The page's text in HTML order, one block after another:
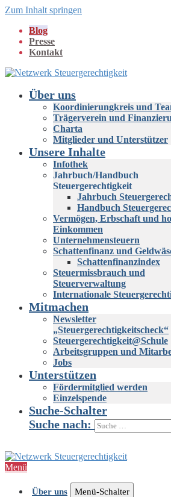
Zum Inhalt springen
Blog
Presse
Kontakt
Über uns
Koordinierungkreis und
Trägerverein und
Charta
Mitglieder und Unterstützer
Unsere Inhalte
Infothek
Jahrbuch/Handbuch
Steuergerechtigkeit
Jahrbuch
Handbuch
Vermögen, Erbschaft und
Einkommen
Unternehmensteuern
Schattenfinanz und
Schattenfinanzindex
Steuermissbrauch und
Steuerverwaltung
Internationale
Mitmachen
Newsletter
„Steuergerechtigkeitscheck“
Steuergerechtigkeit@Schule
Arbeitsgruppen und
Jobs
Unterstützen
Fördermitglied werden
Einzelspende
Suche-Schalter
Suche nach:
Menü
Über uns
Menü-Schalter